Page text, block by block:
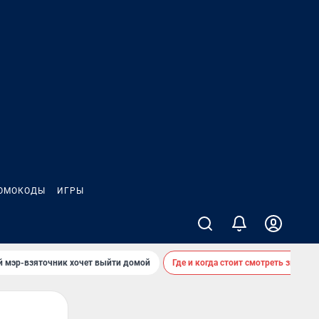
ИГРЫ
мэр-взяточник хочет выйти домой Где и когда стоит смотреть